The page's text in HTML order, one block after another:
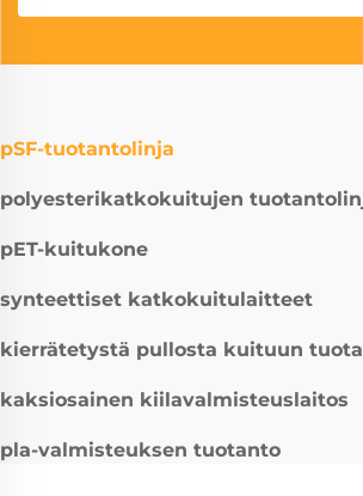
pSF-tuotantolinja
polyesterikatkokuitujen
pET-kuitukone
synteettiset katkokuitulaitteet
kierrätetystä pullosta kuituun
kaksiosainen kiilavalmisteuslaitos
pla-valmisteuksen tuotanto